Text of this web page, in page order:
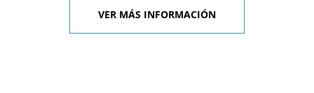
VER MÁS INFORMACIÓN